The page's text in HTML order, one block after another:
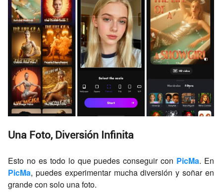
Una Foto, Diversión Infinita
Esto no es todo lo que puedes conseguir con PicMa. En
PicMa, puedes experimentar mucha diversión y soñar en
grande con solo una foto.